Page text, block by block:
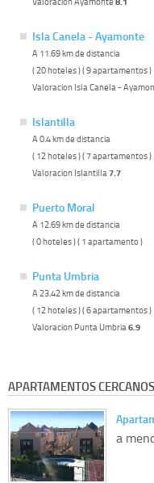
Isla Canela - Ayamonte
A 11.69 km de distancia
( 20 hoteles ) ( 9 apartamentos )
Valoracion Isla Canela -
Islantilla
A 0.4 km de distancia
( 12 hoteles ) ( 7 apartamentos )
Valoracion Islantilla 7.7
Puerto Moral
A 12.69 km de distancia
( 0 hoteles ) ( 1 apartamento )
Punta Umbria
A 23.42 km de distancia
( 12 hoteles ) ( 6 apartamentos )
Valoracion Punta Umbria 6.9
APARTAMENTOS CERCANOS
a